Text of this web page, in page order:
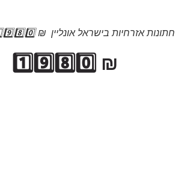
חתונות אזרחיות בישראל אונליין ₪ 1️⃣9️⃣8️⃣0️⃣
₪ 1️⃣9️⃣8️⃣0️⃣